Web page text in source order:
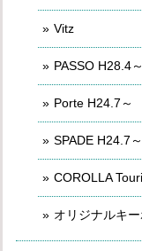
Vitz
PASSO H28.4～
Porte H24.7～
SPADE H24.7～
COROLLA
オリジナルキ